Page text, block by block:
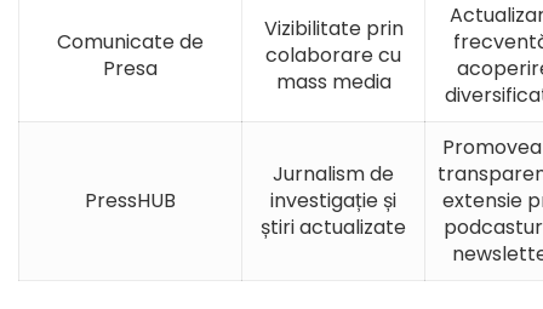
Comunicate de
Presa
Vizibilitate prin
colaborare cu
mass media
PressHUB
Jurnalism de
investigație și
știri actualizate
extensie